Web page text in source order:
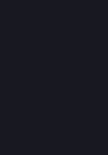
(Cardedeu),
que tracta sobre